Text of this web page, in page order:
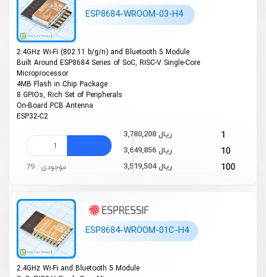
ESP8684-WROOM-03-H4
2.4GHz Wi-Fi (802.11 b/g/n) and Bluetooth 5 Module
Built Around ESP8684 Series of SoC, RISC-V Single-Core
Microprocessor
4MB Flash in Chip Package
8 GPIOs, Rich Set of Peripherals
On-Board PCB Antenna
ESP32-C2
1 3,780,208 ریال
10 3,649,856 ریال
100 3,519,504 ریال موجودی : 79
ESP8684-WROOM-01C-H4
2.4GHz Wi-Fi and Bluetooth 5 Module